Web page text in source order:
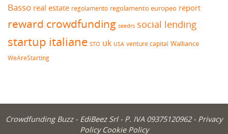
Basso real estate regolamento regolamento europeo report
reward crowdfunding seedrs social lending
startup italiane STO uk USA venture capital Walliance
WeAreStarting
Crowdfunding Buzz - EdiBeez Srl - P. IVA 09375120962 - Privacy
Policy Cookie Policy